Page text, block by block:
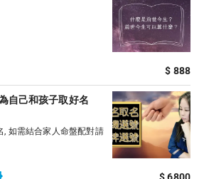
$ 888
自己和孩子取好名
, 如需結合家人命盤配對請